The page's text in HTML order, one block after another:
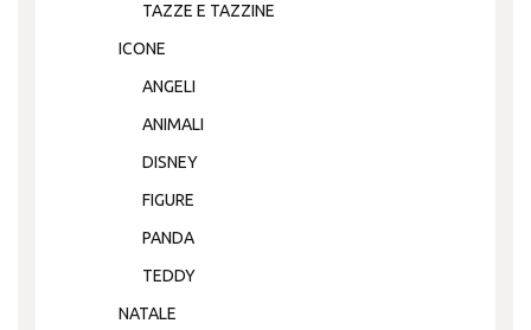
TAZZE E TAZZINE
ICONE
ANGELI
ANIMALI
DISNEY
FIGURE
PANDA
TEDDY
NATALE